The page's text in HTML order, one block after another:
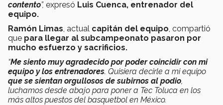
contento”, expresó Luis Cuenca, entrenador del
equipo.
Ramón Limas , actual capitán del equipo , compartió
que para llegar al subcampeonato pasaron por
mucho esfuerzo y sacrificios.
“Me siento muy agradecido por poder coincidir con mi
equipo y los entrenadores. Quisiera decirle a mi equipo
que se sientan orgullosos de subirnos al podio
luchamos desde abajo para poner a Tec Toluca en los
más altos puestos del basquetbol en México.